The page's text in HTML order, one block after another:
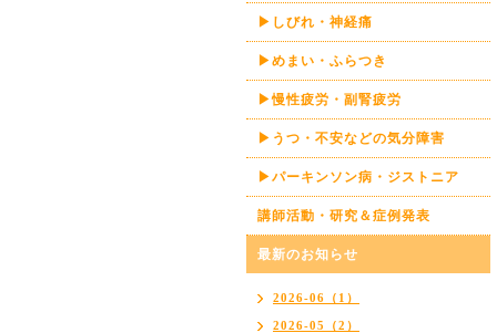
▶しびれ・神経痛
▶めまい・ふらつき
▶慢性疲労・副腎疲労
▶うつ・不安などの気分障害
▶パーキンソン病・ジストニア
講師活動・研究＆症例発表
最新のお知らせ
2026-06（1）
2026-05（2）